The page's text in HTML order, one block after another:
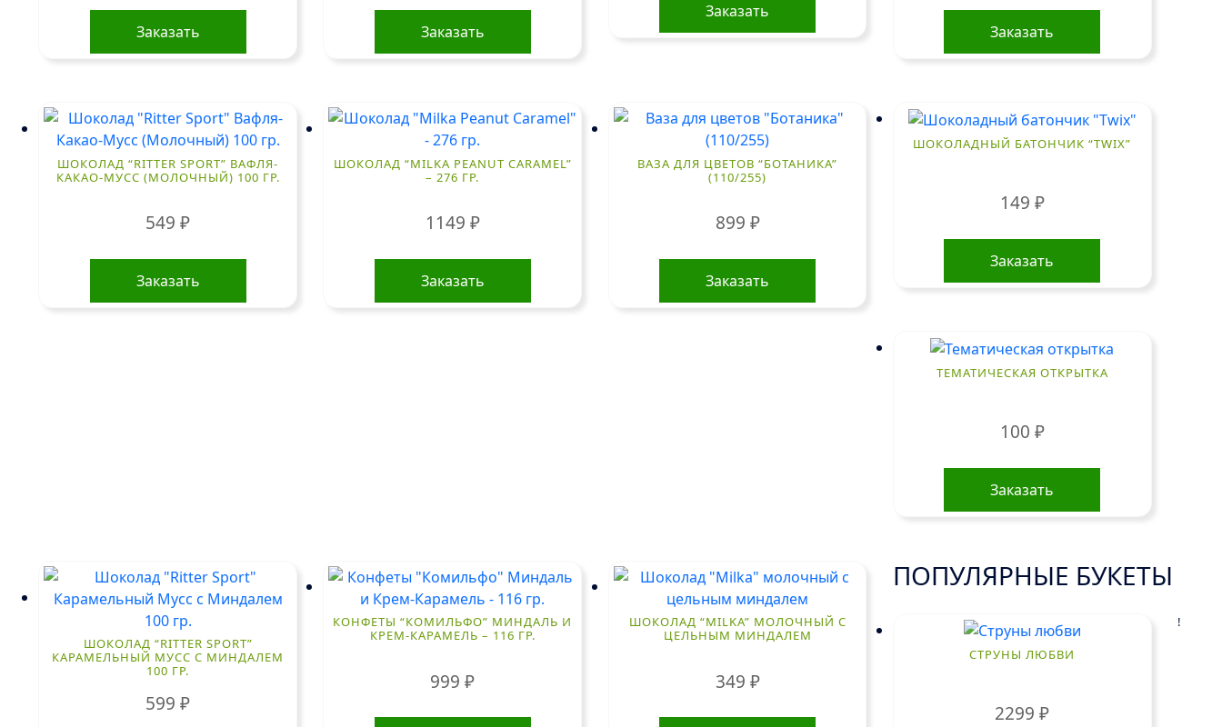
Заказать Заказать
Заказать
Заказать
ШОКОЛАД “RITTER SPORT” ВАФЛЯ-
КАКАО-МУСС (МОЛОЧНЫЙ) 100 ГР.
549₽
Заказать
ШОКОЛАД “MILKA PEANUT CARAMEL”
– 276 ГР.
1149 ₽
Заказать
ВАЗА ДЛЯ ЦВЕТОВ “БОТАНИКА”
(110/255)
899 ₽
Заказать
ШОКОЛАДНЫЙ БАТОНЧИК “TWIX”
149 ₽
Заказать
ТЕМАТИЧЕСКАЯ ОТКРЫТКА
100 ₽
Заказать
ШОКОЛАД “RITTER SPORT”
КАРАМЕЛЬНЫЙ МУСС С МИНДАЛЕМ
100 ГР.
599₽
КОНФЕТЫ “КОМИЛЬФО” МИНДАЛЬ И
КРЕМ-КАРАМЕЛЬ – 116 ГР.
999₽
ШОКОЛАД “MILKA” МОЛОЧНЫЙ С
ЦЕЛЬНЫМ МИНДАЛЕМ
349 ₽
ПОПУЛЯРНЫЕ БУКЕТЫ
СТРУНЫ ЛЮБВИ
2299₽
!